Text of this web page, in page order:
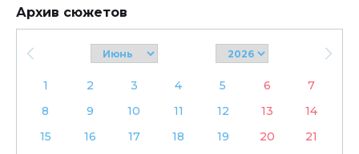
Архив сюжетов
1 2 3 4 5 6
7
8
9 10 11 12 13
14
15
16 17 18 19 20
21